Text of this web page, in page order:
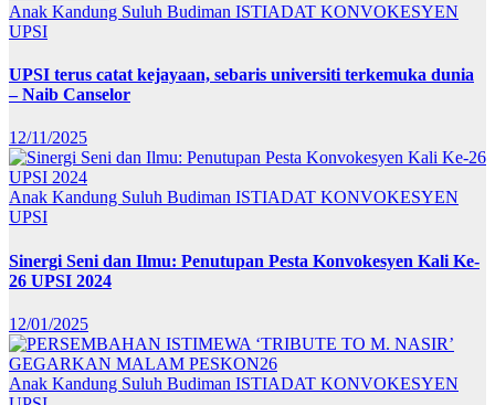
Anak Kandung Suluh Budiman ISTIADAT KONVOKESYEN
UPSI
UPSI terus catat kejayaan, sebaris universiti terkemuka dunia
– Naib Canselor
12/11/2025
Anak Kandung Suluh Budiman ISTIADAT KONVOKESYEN
UPSI
Sinergi Seni dan Ilmu: Penutupan Pesta Konvokesyen Kali Ke-
26 UPSI 2024
12/01/2025
Anak Kandung Suluh Budiman ISTIADAT KONVOKESYEN